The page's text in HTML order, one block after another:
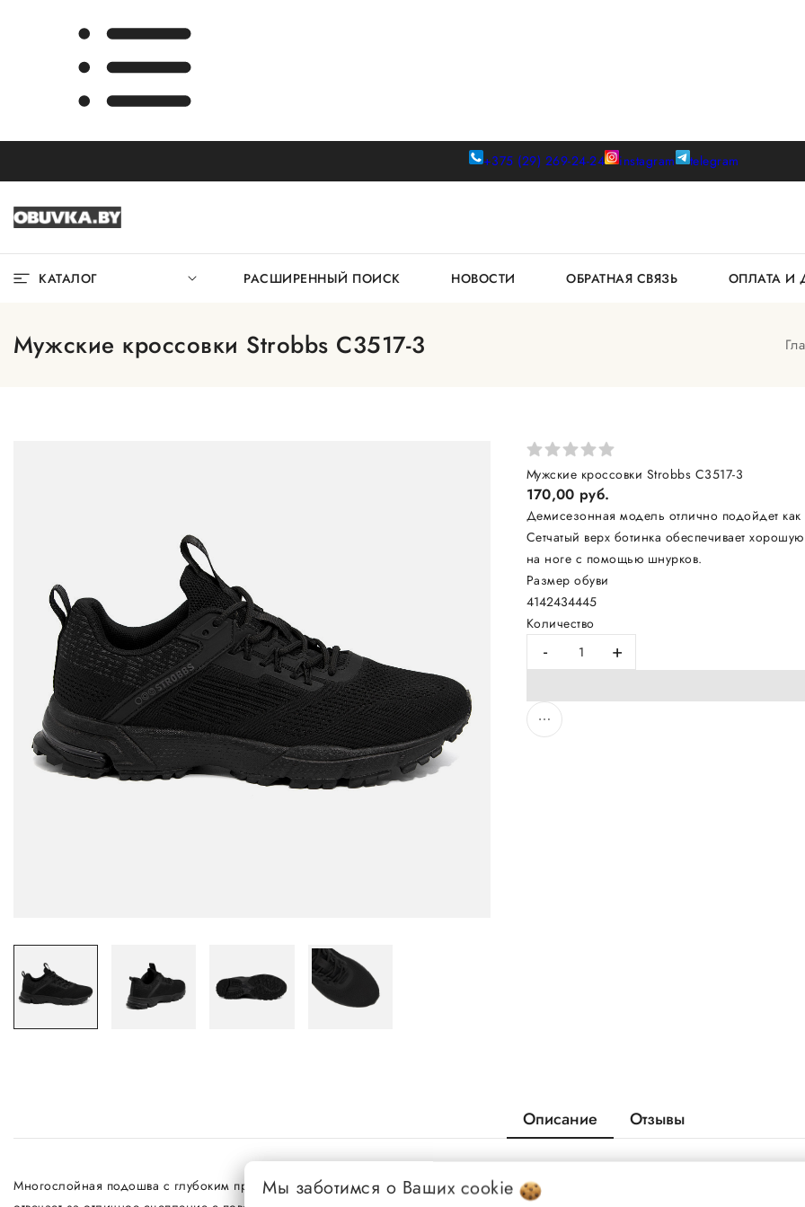
+375 (29) 269-24-24 instagram telegram
КАТАЛОГ РАСШИРЕННЫЙ ПОИСК НОВОСТИ ОБРАТНАЯ СВЯЗЬ ОПЛАТА И
Мужские кроссовки Strobbs C3517-3
Мужские кроссовки Strobbs C3517-3
170,00 руб.
Демисезонная модель отлично подойдет
Сетчатый верх ботинка обеспечивает
на ноге с помощью шнурков.
Размер обуви
4142434445
Количество
- +
Описание Отзывы
Многослойная подошва с глубоким протектором состоит из 2 высокотехнологичных материалов: пена EVA отвечает за
Мы заботимся о Ваших cookie